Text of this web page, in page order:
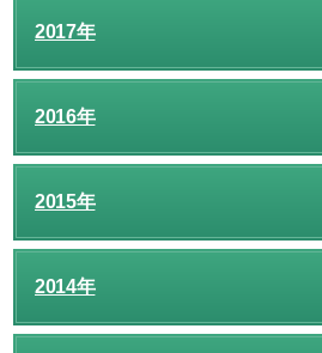
2017年
2016年
2015年
2014年